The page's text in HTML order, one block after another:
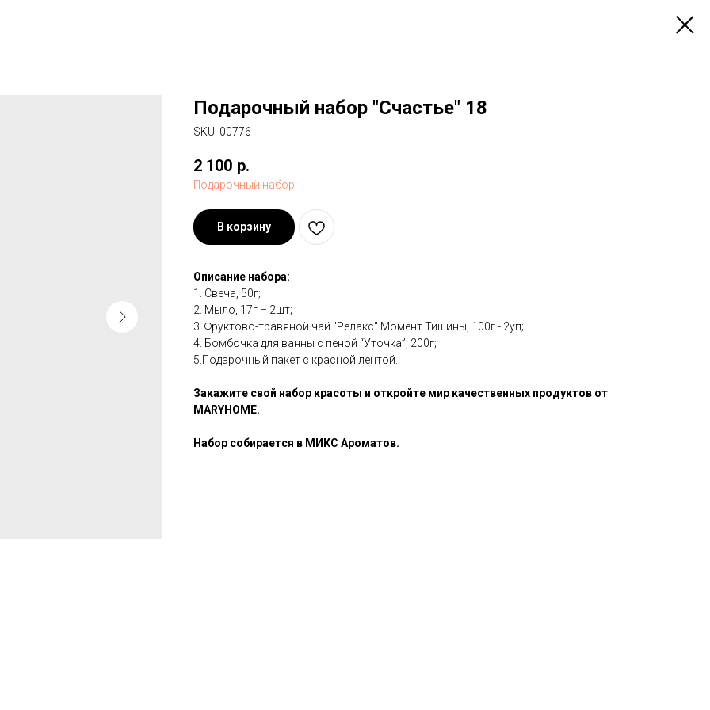
Подарочный набор "Счастье" 18
SKU: 00776
2 100 р.
Подарочный набор
В корзину
Описание набора:
1. Свеча, 50г;
2. Мыло, 17г – 2шт;
3. Фруктово-травяной чай "Релакс" Момент Тишины, 100г - 2уп;
4. Бомбочка для ванны с пеной “Уточка”, 200г;
5.Подарочный пакет с красной лентой.
Закажите свой набор красоты и откройте мир качественных продуктов от
MARYHOME.
Набор собирается в МИКС Ароматов.